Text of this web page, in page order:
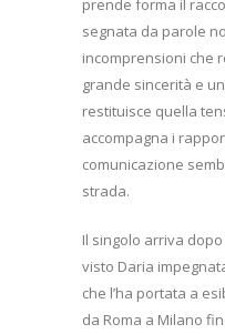
prende forma il
segnata da parole
incomprensioni che
grande sincerità e
restituisce quella
accompagna i
comunicazione
strada.
Il singolo arriva
visto Daria
che l’ha portata a
da Roma a Milano